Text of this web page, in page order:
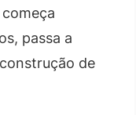
passa a
de